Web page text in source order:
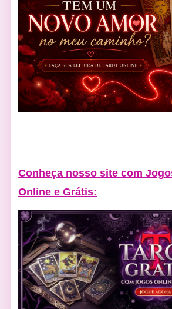
Conheça nosso site com
Online e Grátis: